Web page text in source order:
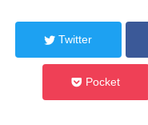
Twitter
Pocket